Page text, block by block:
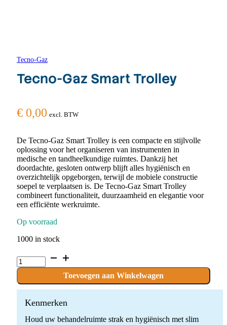
Tecno-Gaz
Tecno-Gaz Smart Trolley
€ 0,00 excl. BTW
De Tecno-Gaz Smart Trolley is een compacte en stijlvolle
oplossing voor het organiseren van instrumenten in
medische en tandheelkundige ruimtes. Dankzij het
doordachte, gesloten ontwerp blijft alles hygiënisch en
overzichtelijk opgeborgen, terwijl de mobiele constructie
soepel te verplaatsen is. De Tecno-Gaz Smart Trolley
combineert functionaliteit, duurzaamheid en elegantie voor
een efficiënte werkruimte.
Op voorraad
1000 in stock
Tecno-
Gaz
Trolley
quantity
Toevoegen aan Winkelwagen
Kenmerken
Houd uw behandelruimte strak en hygiënisch met slim